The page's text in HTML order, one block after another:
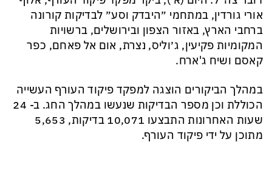
א-סיסי, ארדואן ושליט קטאר מכנסים פגישת ״כיפה אדומה״ לנתניהו בנושא עזה
אורי גורדין, במתחמי ״היבדק וסע״ לבדיקות קורונה
ברחבי הארץ, באזור הצפון ובירושלים, ברשויות
המקומיות פקיעין, ג׳וליס, נצרת, אום אל פאחם, כפר
קאסם ושיח ג'ארח.
במהלך הביקורים הוצגה למפקד פיקוד העורף העשייה
הכוללת וכן מספר הבדיקות שנעשו במהלך החג. ב- 24
שעות האחרונות התבצעו 10,071 בדיקות, 5,653
מתוכן על ידי פיקוד העורף.